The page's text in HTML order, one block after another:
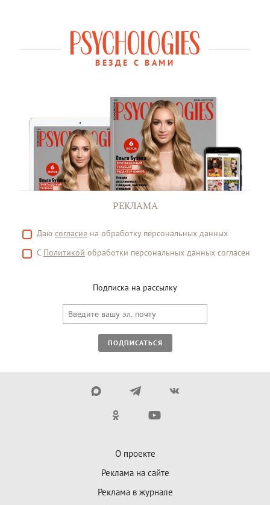
ВЕЗДЕ С ВАМИ
РЕКЛАМА
Даю согласие на обработку персональных данных
С Политикой обработки персональных данных согласен
Подписка на рассылку
ПОДПИСАТЬСЯ
О проекте
Реклама на сайте
Реклама в журнале